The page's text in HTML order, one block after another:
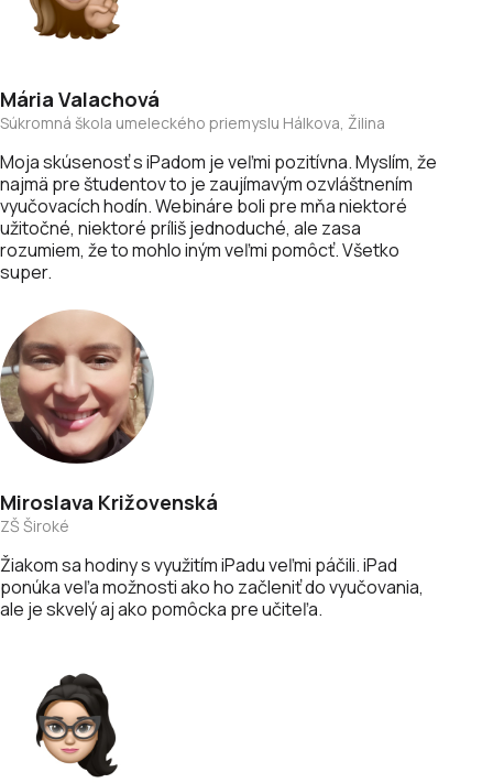
Mária Valachová
Súkromná škola umeleckého priemyslu Hálkova, Žilina
Moja skúsenosť s iPadom je veľmi pozitívna. Myslím, že
najmä pre študentov to je zaujímavým ozvláštnením
vyučovacích hodín. Webináre boli pre mňa niektoré
užitočné, niektoré príliš jednoduché, ale zasa
rozumiem, že to mohlo iným veľmi pomôcť. Všetko
super.
Miroslava Križovenská
ZŠ Široké
Žiakom sa hodiny s využitím iPadu veľmi páčili. iPad
ponúka veľa možnosti ako ho začleniť do vyučovania,
ale je skvelý aj ako pomôcka pre učiteľa.